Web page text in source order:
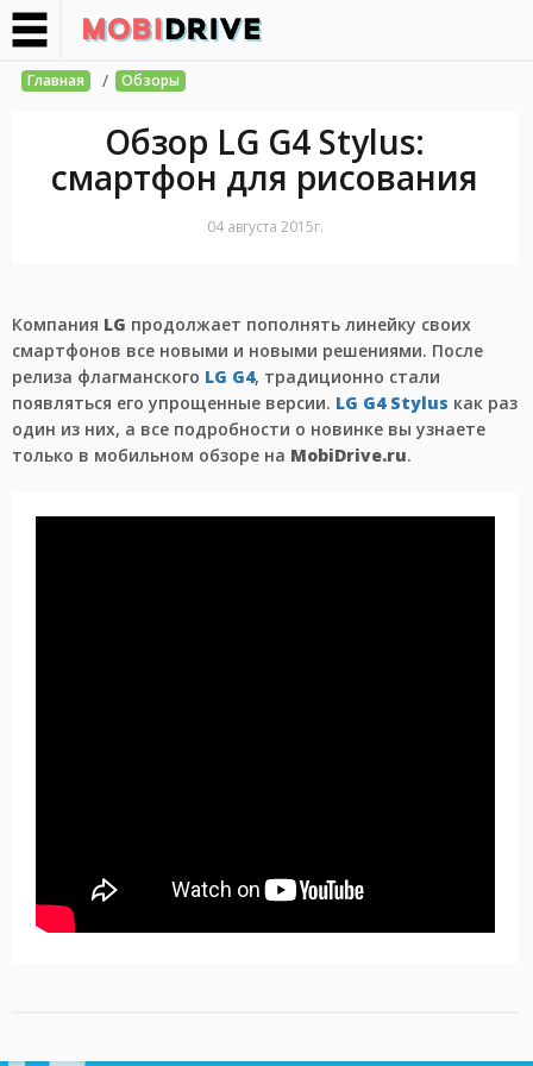
Главная / Обзоры
Обзор LG G4 Stylus:
смартфон для рисования
04 августа 2015г.
Компания LG продолжает пополнять линейку своих
смартфонов все новыми и новыми решениями. После
релиза флагманского LG G4, традиционно стали
появляться его упрощенные версии. LG G4 Stylus как раз
один из них, а все подробности о новинке вы узнаете
только в мобильном обзоре на MobiDrive.ru.